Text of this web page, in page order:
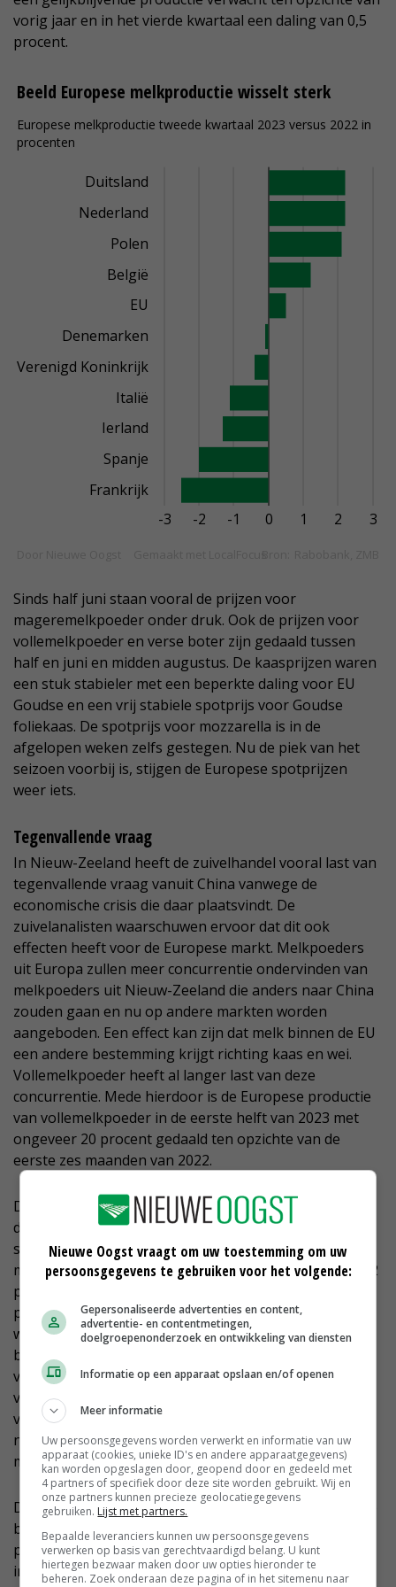
vorig jaar en in het vierde kwartaal een daling van 0,5
procent.
Sinds half juni staan vooral de prijzen voor
mageremelkpoeder onder druk. Ook de prijzen voor
vollemelkpoeder en verse boter zijn gedaald tussen
half en juni en midden augustus. De kaasprijzen waren
een stuk stabieler met een beperkte daling voor EU
Goudse en een vrij stabiele spotprijs voor Goudse
foliekaas. De spotprijs voor mozzarella is in de
afgelopen weken zelfs gestegen. Nu de piek van het
seizoen voorbij is, stijgen de Europese spotprijzen
weer iets.
Tegenvallende vraag
In Nieuw-Zeeland heeft de zuivelhandel vooral last van
tegenvallende vraag vanuit China vanwege de
economische crisis die daar plaatsvindt. De
zuivelanalisten waarschuwen ervoor dat dit ook
effecten heeft voor de Europese markt. Melkpoeders
uit Europa zullen meer concurrentie ondervinden van
melkpoeders uit Nieuw-Zeeland die anders naar China
zouden gaan en nu op andere markten worden
aangeboden. Een effect kan zijn dat melk binnen de EU
een andere bestemming krijgt richting kaas en wei.
Vollemelkpoeder heeft al langer last van deze
concurrentie. Mede hierdoor is de Europese productie
van vollemelkpoeder in de eerste helft van 2023 met
ongeveer 20 procent gedaald ten opzichte van de
eerste zes maanden van 2022.
De EU-zuivelexport liet in het tweede kwartaal volgens
de marktanalisten van Rabobank een gematigde tot
sterke groei zien. De export van volle- en
mageremelkpoeders steeg met respectievelijk 44 en 22
procent. De exportvolumes voor boter kwamen 20
procent hoger uit. Voor het derde kwartaal van 2023
wordt meer concurrentie verwacht. Bovendien
beschikken belangrijke markten voor melkpoeders,
vooral Algerije en Saudi-Arabië, over behoorlijke
voorraden voor de korte termijn. In China nemen de
voorraden iets af, maar de marktdeskundigen gaan
niet uit van een volledig herstel van de marktbalans
met China op korte termijn.
De analisten van Rabobank verwachten voor Europese
boeren in de komende maanden nog een kleine
prijsdaling voor de melkprijs. De gemiddelde melkprijs
in de EU daalde van 47,52 euro gemiddeld per 100 kilo
Nieuwe Oogst vraagt om uw toestemming om uw
persoonsgegevens te gebruiken voor het volgende:
Gepersonaliseerde advertenties en content,
advertentie- en contentmetingen,
doelgroepenonderzoek en ontwikkeling van diensten
Informatie op een apparaat opslaan en/of openen
Meer informatie
Uw persoonsgegevens worden verwerkt en informatie van uw
apparaat (cookies, unieke ID's en andere apparaatgegevens)
kan worden opgeslagen door, geopend door en gedeeld met
4 partners of specifiek door deze site worden gebruikt. Wij en
onze partners kunnen precieze geolocatiegegevens
gebruiken. Lijst met partners.
Bepaalde leveranciers kunnen uw persoonsgegevens
verwerken op basis van gerechtvaardigd belang. U kunt
hiertegen bezwaar maken door uw opties hieronder te
beheren. Zoek onderaan deze pagina of in het sitemenu naar